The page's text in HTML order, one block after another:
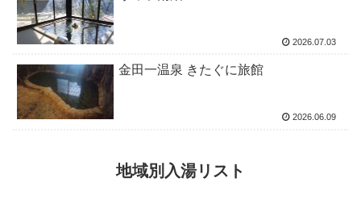
2026.07.03
金田一温泉 きたぐに旅館
2026.06.09
地域別入湯リスト